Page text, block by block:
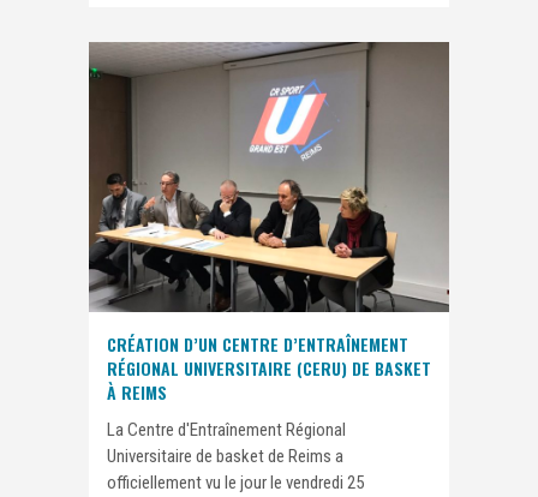
CRÉATION D’UN CENTRE D’ENTRAÎNEMENT
RÉGIONAL UNIVERSITAIRE (CERU) DE BASKET
À REIMS
La Centre d'Entraînement Régional
Universitaire de basket de Reims a
officiellement vu le jour le vendredi 25